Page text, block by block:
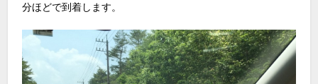
分ほどで到着します。